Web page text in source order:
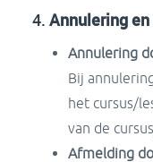
4. Annulering
Annulering
Bij
het cursus/
van de
Afmelding